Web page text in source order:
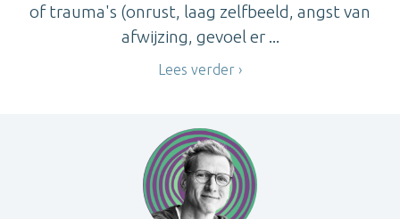
of trauma's (onrust, laag zelfbeeld, angst van
afwijzing, gevoel er ...
Lees verder